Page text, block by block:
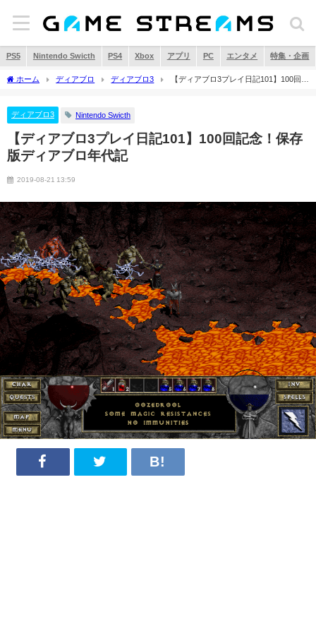
PS5 Nintendo Swicth PS4 Xbox アプリ PC エンタメ 特集・企画
ホーム ディアブロ ディアブロ3
【ディアブロ3プレイ日記101】100回記
ディアブロ3 Nintendo Swicth
【ディアブロ3プレイ日記101】100回記念！保存
版ディアブロ年代記
2019-08-21 13:59